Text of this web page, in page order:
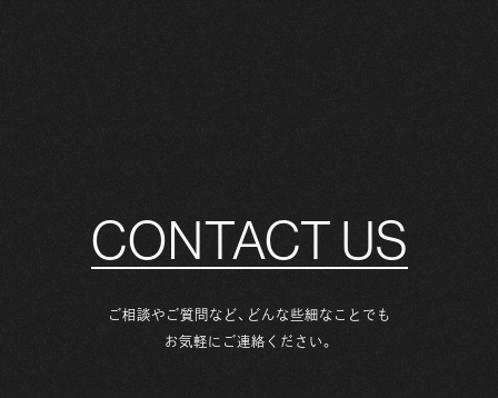
CONTACT US
ご相談やご質問など、どんな些細なことでも
お気軽にご連絡ください。